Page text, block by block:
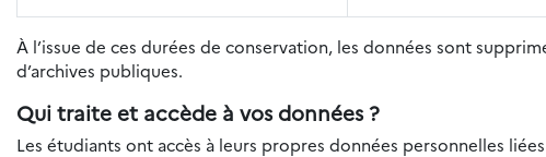
À l’issue de ces durées de conservation, les données sont
d’archives publiques.
Qui traite et accède à vos données ?
Les étudiants ont accès à leurs propres données personnelles